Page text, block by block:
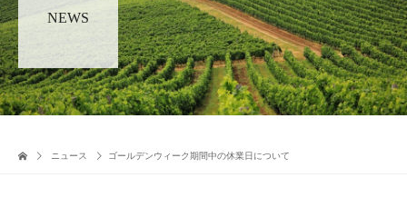
NEWS
ニュース ゴールデンウィーク期間中の休業日について